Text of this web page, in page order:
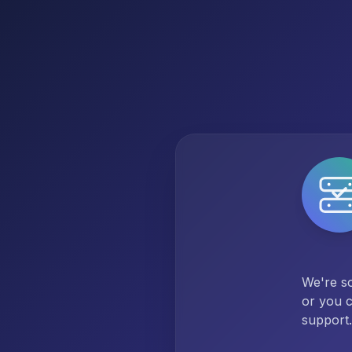
We're
or you
support.